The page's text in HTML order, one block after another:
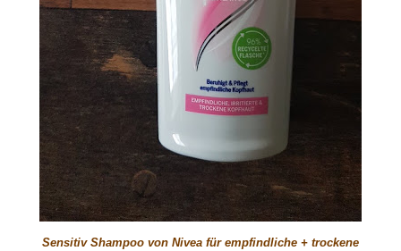
Sensitiv Shampoo von Nivea für empfindliche + trockene